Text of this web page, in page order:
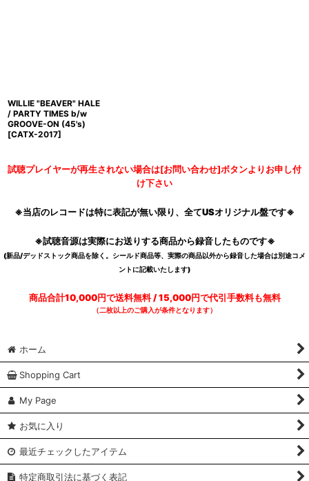
WILLIE "BEAVER" HALE
/ PARTY TIMES b/w
GROOVE-ON (45's)
[CATX-2017]
試聴プレイヤーが再生されない場合は[お問い合わせ]ボタンよりお申し付
け下さい
※当店のレコードは特に表記が無い限り、全てUSオリジナル盤です※
※試聴音源は実際にお送りする商品から録音したものです※
(新品/デッドストック商品を除く。シールド商品等、実際の商品以外から録音した場合は別途コメ
ントに記載いたします)
商品合計10,000円で送料無料 / 15,000円で代引手数料も無料
（二枚以上のご購入が条件となります）
ホーム
Shopping Cart
My Page
お気に入り
最近チェックしたアイテム
特定商取引法に基づく表記